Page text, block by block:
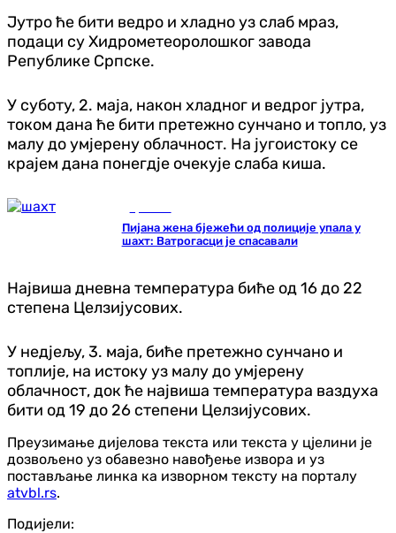
Јутро ће бити ведро и хладно уз слаб мраз,
подаци су Хидрометеоролошког завода
Републике Српске.
У суботу, 2. маја, након хладног и ведрог јутра,
током дана ће бити претежно сунчано и топло, уз
малу до умјерену облачност. На југоистоку се
крајем дана понегдје очекује слаба киша.
Пијана жена бјежећи од полиције упала у
шахт: Ватрогасци је спасавали
Највиша дневна температура биће од 16 до 22
степена Целзијусових.
У недјељу, 3. маја, биће претежно сунчано и
топлије, на истоку уз малу до умјерену
облачност, док ће највиша температура ваздуха
бити од 19 до 26 степени Целзијусових.
Преузимање дијелова текста или текста у цјелини је
дозвољено уз обавезно навођење извора и уз
постављање линка ка изворном тексту на порталу
atvbl.rs.
Подијели: